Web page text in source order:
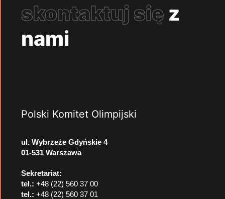
skontaktuj się z
nami
Polski Komitet Olimpijski
ul. Wybrzeże Gdyńskie 4
01-531 Warszawa
Sekretariat:
tel.: +48 (22) 560 37 00
tel.: +48 (22) 560 37 01